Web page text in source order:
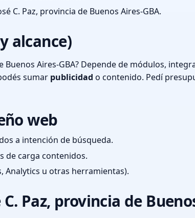
C. Paz, provincia de Buenos Aires-GBA.
alcance)
Buenos Aires-GBA? Depende de módulos,
sumar publicidad o contenido. Pedí
web
a intención de búsqueda.
de carga contenidos.
Analytics u otras herramientas).
Paz, provincia de